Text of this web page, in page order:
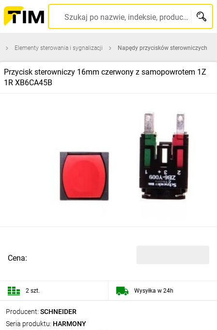
Szukaj po nazwie, indeksie, producencie, kodzie kreskowym...
Elementy sterowania i sygnalizacji Napędy przycisków sterowniczych
Przycisk sterowniczy 16mm czerwony z samopowrotem 1Z
1R XB6CA45B
Producent: SCHNEIDER
Seria produktu: HARMONY
Cena:
2 szt. Wysyłka w 24h